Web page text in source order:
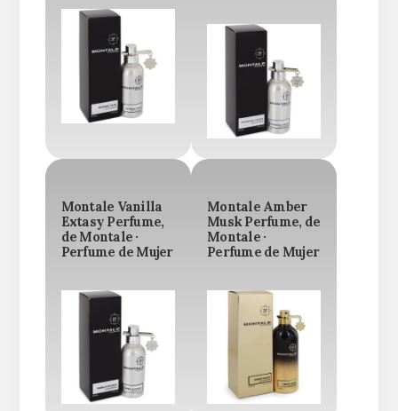
Montale Vanilla
Extasy Perfume,
de Montale ·
Perfume de Mujer
Montale Amber
Musk Perfume, de
Montale ·
Perfume de Mujer